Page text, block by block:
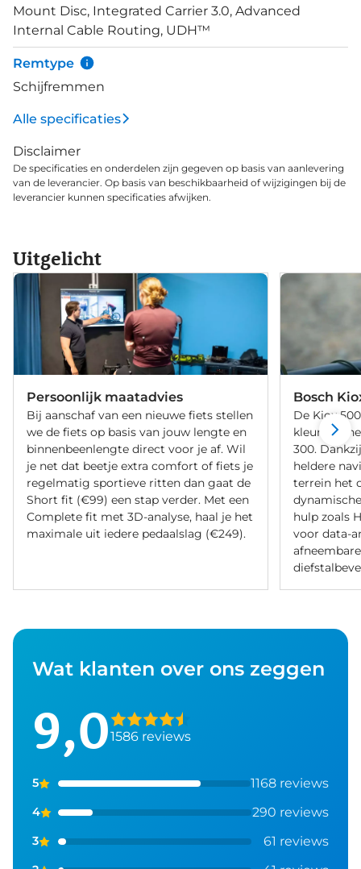
Mount Disc, Integrated Carrier 3.0, Advanced
Internal Cable Routing, UDH™
Remtype
Schijfremmen
Alle specificaties
Disclaimer
De specificaties en onderdelen zijn gegeven op basis van aanlevering
van de leverancier. Op basis van beschikbaarheid of wijzigingen bij de
leverancier kunnen specificaties afwijken.
Uitgelicht
Persoonlijk maatadvies
Bij aanschaf van een nieuwe fiets stellen
we de fiets op basis van jouw lengte en
binnenbeenlengte direct voor je af. Wil
je net dat beetje extra comfort of fiets je
regelmatig sportieve ritten dan gaat de
Short fit (€99) een stap verder. Met een
Complete fit met 3D-analyse, haal je het
maximale uit iedere pedaalslag (€249).
Bosch
De Kiox
300.
heldere
terrein het
hulp zoals
voor data-
Wat klanten over ons zeggen
9,01586 reviews
5 1168 reviews
4 290 reviews
3 61 reviews